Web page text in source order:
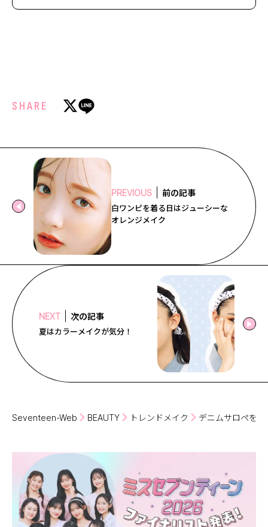
SHARE
PREVIOUS 前の記事
白ワンピを着る日はジューシーな
オレンジメイク
NEXT 次の記事
夏はカラーメイクが気分！
Seventeen-Web BEAUTY トレンドメイク デニムサロペを